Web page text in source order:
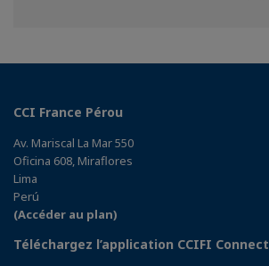
CCI France Pérou
Av. Mariscal La Mar 550
Oficina 608, Miraflores
Lima
Perú
(Accéder au plan)
Téléchargez l’application CCIFI Connect